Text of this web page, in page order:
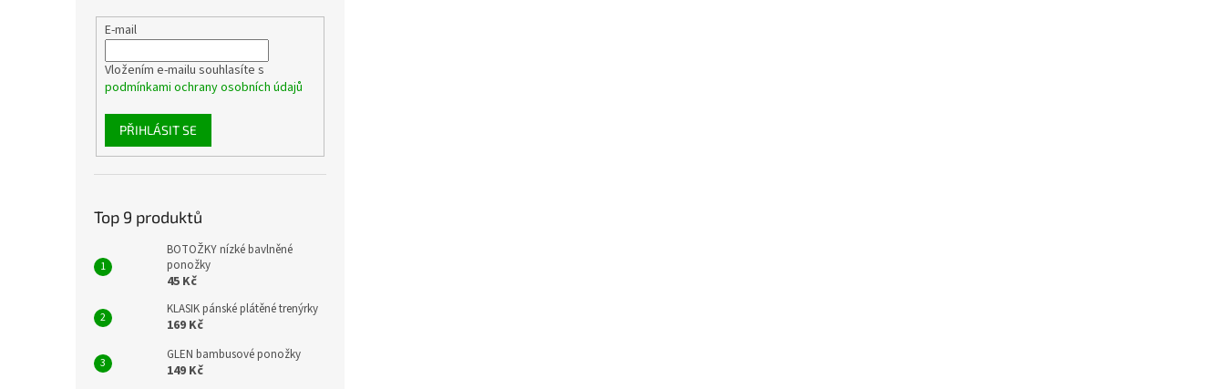
E-mail
Vložením e-mailu souhlasíte s
podmínkami ochrany osobních údajů
PŘIHLÁSIT SE
Top 9 produktů
BOTOŽKY nízké bavlněné
ponožky
45 Kč
KLASIK pánské plátěné trenýrky
169 Kč
GLEN bambusové ponožky
149 Kč